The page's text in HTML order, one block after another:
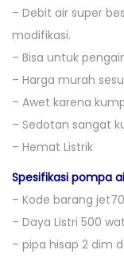
– Debit air super
modifikasi.
– Bisa untuk
– Harga murah
– Awet karena
– Sedotan sangat
– Hemat Listrik
Spesifikasi pompa
– Kode barang
– Daya Listri 500
– pipa hisap 2 dim